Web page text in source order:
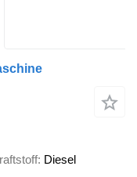
Diesel